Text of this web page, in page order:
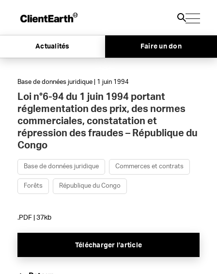
Actualités Faire un don
Base de données juridique | 1 juin 1994
Loi n°6-94 du 1 juin 1994 portant
réglementation des prix, des normes
commerciales, constatation et
répression des fraudes – République du
Congo
Base de données juridique Commerces et contrats
Forêts République du Congo
.PDF | 37kb
Télécharger l’article